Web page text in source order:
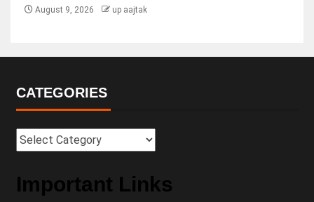
August 9, 2026 up aajtak
CATEGORIES
Important Links